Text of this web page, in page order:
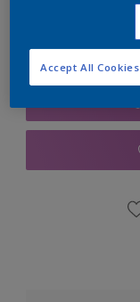
Accept All Cookies